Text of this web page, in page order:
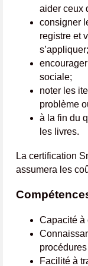
aider ceux
consigner
registre et
s’appliquer;
sociale;
noter les
problème
à la fin du
les livres.
La certification
assumera les
Capacité à
Facilité à